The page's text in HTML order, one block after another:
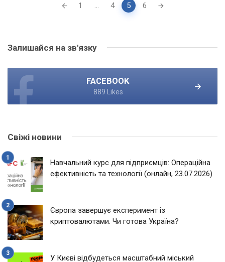
1 ... 4 5 6
Залишайся на зв'язку
FACEBOOK
889 Likes
Свіжі новини
Навчальний курс для підприємців: Операційна
ефективність та технології (онлайн, 23.07.2026)
Європа завершує експеримент із
криптовалютами. Чи готова Україна?
У Києві відбудеться масштабний міський